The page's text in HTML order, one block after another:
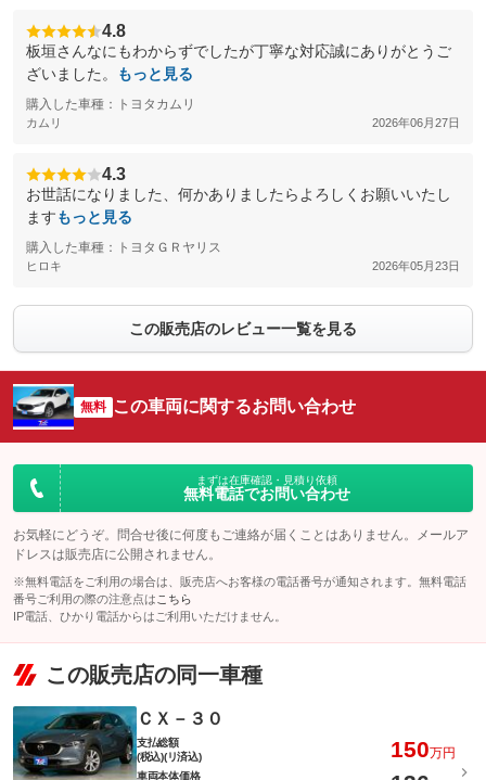
4.8
板垣さんなにもわからずでしたが丁寧な対応誠にありがとうご
ざいました。
もっと見る
購入した車種：トヨタカムリ
カムリ 2026年06月27日
4.3
お世話になりました、何かありましたらよろしくお願いいたし
ますもっと見る
購入した車種：トヨタＧＲヤリス
ヒロキ 2026年05月23日
この販売店のレビュー一覧を見る
無料 この車両に関するお問い合わせ
まずは在庫確認・見積り依頼
無料電話でお問い合わせ
お気軽にどうぞ。問合せ後に何度もご連絡が届くことはありません。メールア
ドレスは販売店に公開されません。
※無料電話をご利用の場合は、販売店へお客様の電話番号が通知されます。無料電話
番号ご利用の際の注意点は こちら
IP電話、ひかり電話からはご利用いただけません。
この販売店の同一車種
ＣＸ－３０
支払総額
(税込)(リ済込)
150万円
車両本体価格